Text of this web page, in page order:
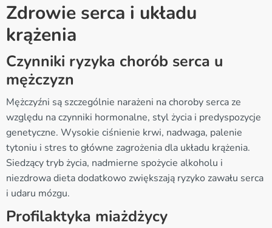
Zdrowie serca i układu
krążenia
Czynniki ryzyka chorób serca u
mężczyzn
Mężczyźni są szczególnie narażeni na choroby serca ze
względu na czynniki hormonalne, styl życia i predyspozycje
genetyczne. Wysokie ciśnienie krwi, nadwaga, palenie
tytoniu i stres to główne zagrożenia dla układu krążenia.
Siedzący tryb życia, nadmierne spożycie alkoholu i
niezdrowa dieta dodatkowo zwiększają ryzyko zawału serca
i udaru mózgu.
Profilaktyka miażdżycy